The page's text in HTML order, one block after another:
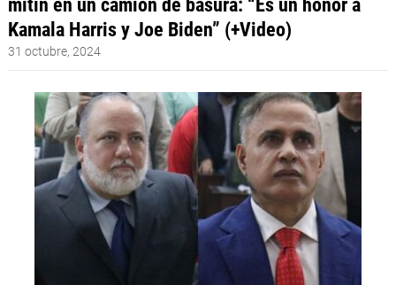
Kamala Harris y Joe Biden” (+Video)
31 octubre, 2024